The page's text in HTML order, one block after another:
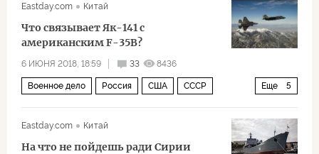
Игорь Акинфеев
Чемпионат мира по футболу 2018 года (ЧМ-2018, ЧМ-2018 по футболу)
спорт футбол ЧМ 2018: нужен гол!
Eastday.com Китай
Что связывает Як-141 с
американским F-35B?
6 ИЮНЯ 2018, 18:59 33 8436
Еще 5
Военное дело Россия США СССР
крылатые ракеты
Eastday.com Китай
На что не пойдешь ради Сирии